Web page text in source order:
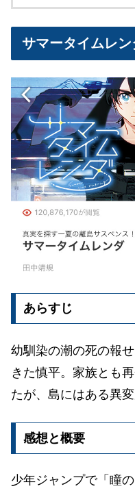
サマータイムレン
あらすじ
幼馴染の潮の死の報
きた慎平。家族とも
たが、島にはある異
感想と概要
少年ジャンプで「瞳